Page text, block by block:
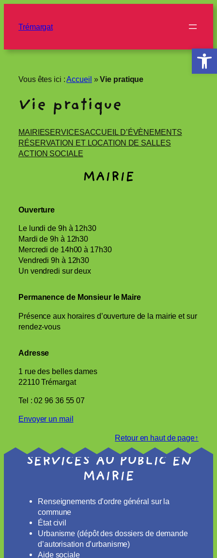
Ouvrir
contenuTrémargat
Vous êtes ici :Accueil »Vie pratique
Vie pratique
MAIRIESERVICESACCUEIL D’ÉVÈNEMENTS
RÉSERVATION ET LOCATION DE SALLES
ACTION SOCIALE
MAIRIE
Ouverture
Le lundi de 9h à 12h30
Mardi de 9h à 12h30
Mercredi de 14h00 à 17h30
Vendredi 9h à 12h30
Un vendredi sur deux
Permanence de Monsieur le Maire
Présence aux horaires d’ouverture de la mairie et sur
rendez-vous
Adresse
1 rue des belles dames
22110 Trémargat
Tel : 02 96 36 55 07
Envoyer un mail
Retour en haut de page↑
SERVICES AU PUBLIC EN
MAIRIE
Renseignements d’ordre général sur la
commune
État civil
Urbanisme (dépôt des dossiers de demande
d’autorisation d’urbanisme)
Aide sociale